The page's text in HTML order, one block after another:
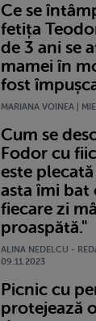
Ce se
fetița
de 3 ani se
mamei în
fost
MARIANA VOINEA |
Cum se
Fodor cu
este
asta îmi bat
fiecare zi
proaspătă."
ALINA NEDELCU -
09.11.2023
Picnic cu
protejează